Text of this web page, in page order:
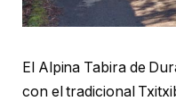
El Alpina Tabira de
con el tradicional